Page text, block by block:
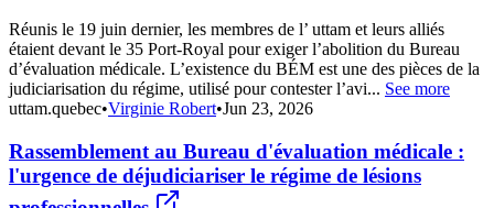
Réunis le 19 juin dernier, les membres de l’ uttam et leurs alliés
étaient devant le 35 Port-Royal pour exiger l’abolition du Bureau
d’évaluation médicale. L’existence du BÉM est une des pièces de la
judiciarisation du régime, utilisé pour contester l’avi... See more
uttam.quebec•Virginie Robert•Jun 23, 2026
Rassemblement au Bureau d'évaluation médicale :
l'urgence de déjudiciariser le régime de lésions